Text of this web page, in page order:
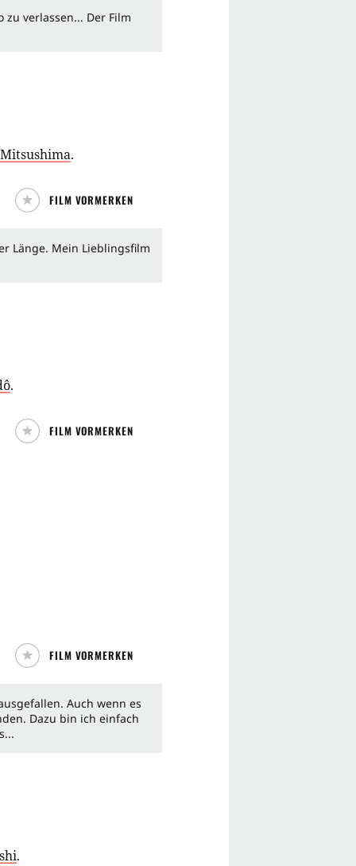
verlassen... Der Film
.
FILM VORMERKEN
Länge. Mein Lieblingsfilm
.
FILM VORMERKEN
FILM VORMERKEN
Auch wenn es
Dazu bin ich einfach
.